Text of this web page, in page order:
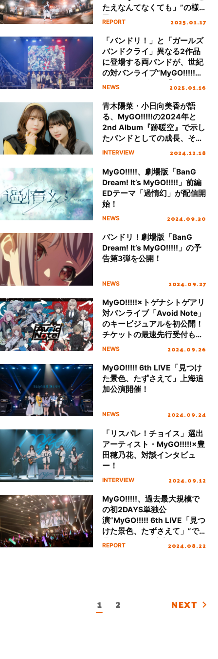
たえなんてなくても」”の様
子をレポート
REPORT 2025.01.17
「バンドリ！」と「ガールズ
バンドクライ」異なる2作品
に登場する両バンドが、世紀
の対バンライブ“MyGO!!!!!×
トゲナシトゲアリ「Avoid
NEWS 2025.01.16
青木陽菜・小日向美香が語
る、MyGO!!!!!の2024年と
2nd Album『跡暖空』で示し
たバンドとしての成長、その
先に広がる景色
INTERVIEW 2024.12.18
MyGO!!!!!、劇場版「BanG
Dream! It’s MyGO!!!!!」前編
EDテーマ「過惰幻」が配信開
始！
NEWS 2024.09.30
バンドリ！劇場版「BanG
Dream! It’s MyGO!!!!!」の予
告第3弾を公開！
NEWS 2024.09.27
MyGO!!!!!×トゲナシトゲアリ
対バンライブ「Avoid Note」
のキービジュアルを初公開！
チケットの最速先行受付もス
タート！
NEWS 2024.09.26
MyGO!!!!! 6th LIVE「見つけ
た景色、たずさえて」上海追
加公演開催！
NEWS 2024.09.24
「リスパレ！チョイス」選出
アーティスト・MyGO!!!!!×豊
田穂乃花、対談インタビュ
ー！
INTERVIEW 2024.09.12
MyGO!!!!!、過去最大規模で
の初2DAYS単独公
演“MyGO!!!!! 6th LIVE「見つ
けた景色、たずさえて」”で
見せた1つの到達点、そして
REPORT 2024.08.22
1 2 NEXT